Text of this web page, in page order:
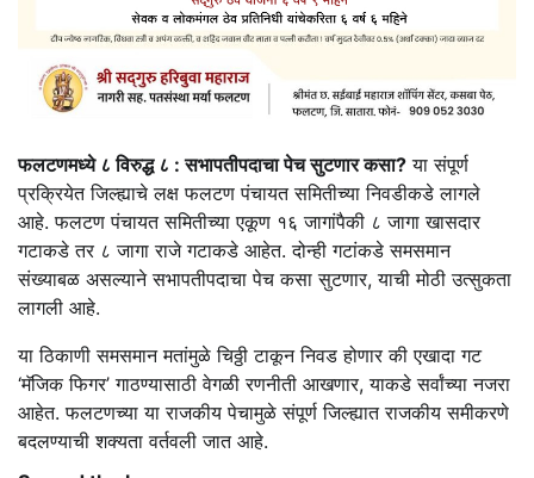
फलटणमध्ये ८ विरुद्ध ८ : सभापतीपदाचा पेच सुटणार कसा? या संपूर्ण
प्रक्रियेत जिल्ह्याचे लक्ष फलटण पंचायत समितीच्या निवडीकडे लागले
आहे. फलटण पंचायत समितीच्या एकूण १६ जागांपैकी ८ जागा खासदार
गटाकडे तर ८ जागा राजे गटाकडे आहेत. दोन्ही गटांकडे समसमान
संख्याबळ असल्याने सभापतीपदाचा पेच कसा सुटणार, याची मोठी उत्सुकता
लागली आहे.
या ठिकाणी समसमान मतांमुळे चिठ्ठी टाकून निवड होणार की एखादा गट
‘मॅजिक फिगर’ गाठण्यासाठी वेगळी रणनीती आखणार, याकडे सर्वांच्या नजरा
आहेत. फलटणच्या या राजकीय पेचामुळे संपूर्ण जिल्ह्यात राजकीय समीकरणे
बदलण्याची शक्यता वर्तवली जात आहे.